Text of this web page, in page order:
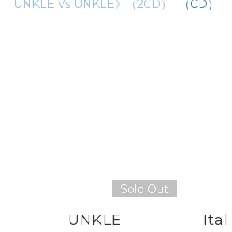
Sold Out
UNKLE
Ital